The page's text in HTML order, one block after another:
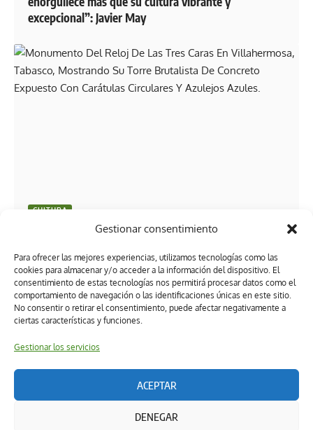
Gestionar consentimiento
Para ofrecer las mejores experiencias, utilizamos tecnologías como las
cookies para almacenar y/o acceder a la información del dispositivo. El
consentimiento de estas tecnologías nos permitirá procesar datos como el
comportamiento de navegación o las identificaciones únicas en este sitio.
No consentir o retirar el consentimiento, puede afectar negativamente a
ciertas características y funciones.
Gestionar los servicios
ACEPTAR
DENEGAR
excepcional”: Javier May
CULTURA
¿Y tú, ya lo conoces? La historia, arquitectura e
Directorio